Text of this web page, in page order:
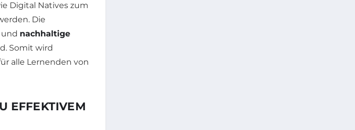
Digital Natives zum
Die
und nachhaltige
Somit wird
alle Lernenden von
EFFEKTIVEM